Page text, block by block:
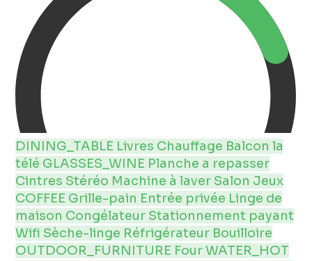
DINING_TABLE Livres Chauffage Balconla
télé GLASSES_WINE Planche a repasser
Cintres Stéréo Machine à laver Salon Jeux
COFFEE Grille-pain Entrée privée Linge de
maison Congélateur Stationnement payant
Wifi Sèche-linge Réfrigérateur Bouilloire
OUTDOOR_FURNITURE FourWATER_HOT